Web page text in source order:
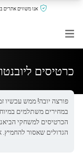
אנו משווים אתרים
כרטיסים
פורצה יובה! ממש עכשיו
הכרטיסים למשחקי